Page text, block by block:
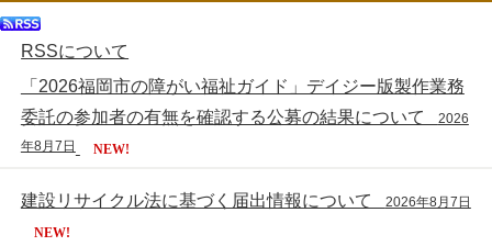
RSSについて
「2026福岡市の障がい福祉ガイド」デイジー版製作業務
委託の参加者の有無を確認する公募の結果について
2026
年8月7日 NEW!
建設リサイクル法に基づく届出情報について 2026年8月7日
NEW!